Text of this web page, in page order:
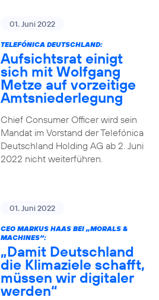
01. Juni 2022
TELEFÓNICA DEUTSCHLAND:
Aufsichtsrat einigt
sich mit Wolfgang
Metze auf vorzeitige
Amtsniederlegung
Chief Consumer Officer wird sein
Mandat im Vorstand der Telefónica
Deutschland Holding AG ab 2. Juni
2022 nicht weiterführen.
01. Juni 2022
CEO MARKUS HAAS BEI „MORALS &
MACHINES“:
„Damit Deutschland
die Klimaziele schafft,
müssen wir digitaler
werden“